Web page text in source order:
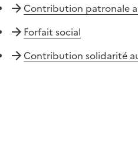
Contribution patronale
Forfait social
Contribution solidarité